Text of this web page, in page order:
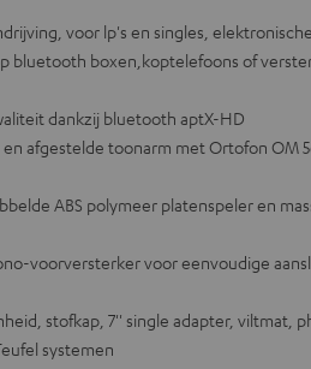
voor lp's en singles,
bluetooth boxen,koptelefoons of
dankzij bluetooth aptX-HD
afgestelde toonarm met Ortofon OM
ABS polymeer platenspeler en
voorversterker voor eenvoudige
stofkap, 7'' single adapter, viltmat,
systemen